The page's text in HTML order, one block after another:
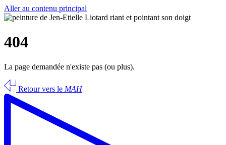
Aller au contenu principal
404
La page demandée n'existe pas (ou plus).
Retour vers le MAH